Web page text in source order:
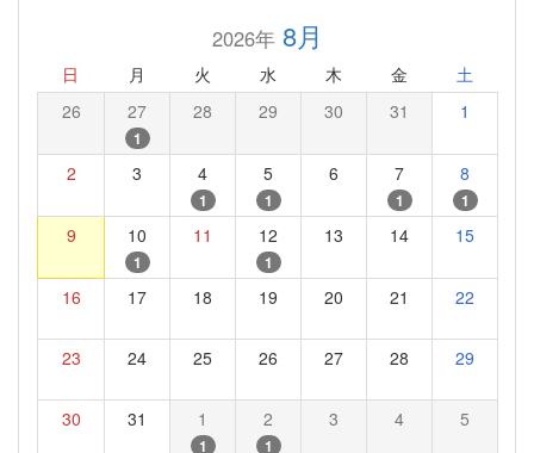
2026年8月
日 月 火 水 木 金 土
26 27
1
28 29 30 31 1
2 3 4
1
5
1
6 7
1
8
1
9 10
1
11 12
1
13 14 15
16 17 18 19 20 21 22
23 24 25 26 27 28 29
30 31 1
1
2
1
3 4 5